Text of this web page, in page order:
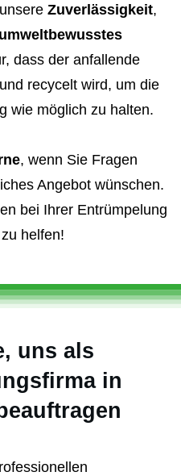
Zuverlässigkeit,
dass der anfallende
recycelt wird, um die
wie möglich zu halten.
, wenn Sie Fragen
Angebot wünschen.
bei Ihrer Entrümpelung
helfen!
uns als
in